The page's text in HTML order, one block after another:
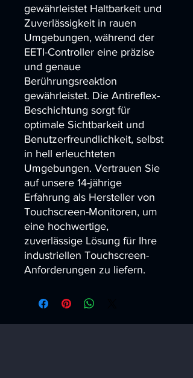
gewährleistet Haltbarkeit und
Zuverlässigkeit in rauen
Umgebungen, während der
EETI-Controller eine präzise
und genaue
Berührungsreaktion
gewährleistet. Die Antireflex-
Beschichtung sorgt für
optimale Sichtbarkeit und
Benutzerfreundlichkeit, selbst
in hell erleuchteten
Umgebungen. Vertrauen Sie
auf unsere 14-jährige
Erfahrung als Hersteller von
Touchscreen-Monitoren, um
eine hochwertige,
zuverlässige Lösung für Ihre
industriellen Touchscreen-
Anforderungen zu liefern.